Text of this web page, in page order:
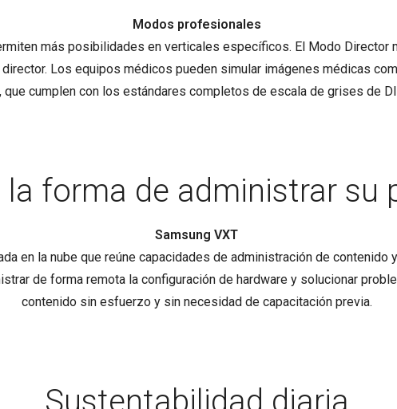
Modos profesionales
más posibilidades en verticales específicos. El Modo Director
Los equipos médicos pueden simular imágenes médicas
que cumplen con los estándares completos de escala de grises de
la forma de administrar su
Samsung VXT
en la nube que reúne capacidades de administración de
de forma remota la configuración de hardware y solucionar
contenido sin esfuerzo y sin necesidad de capacitación previa.
Sustentabilidad diaria